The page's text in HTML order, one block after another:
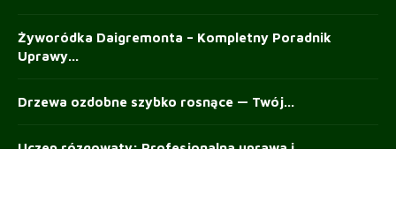
Żyworódka Daigremonta – Kompletny Poradnik
Uprawy...
Drzewa ozdobne szybko rosnące — Twój...
Uczep rózgowaty: Profesjonalna uprawa i